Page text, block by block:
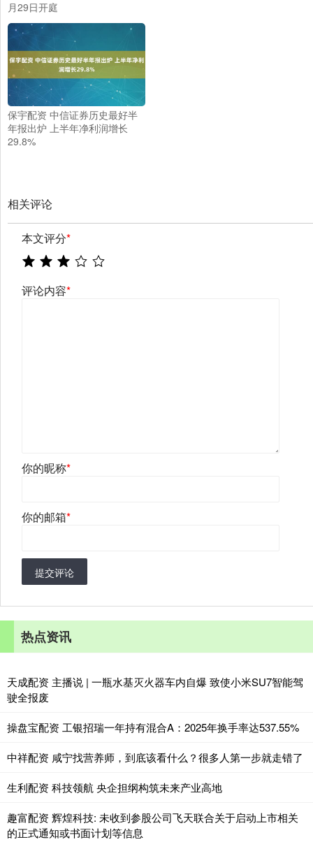
月29日开庭
保宇配资 中信证券历史最好半
年报出炉 上半年净利润增长
29.8%
相关评论
本文评分*
评论内容*
你的昵称*
你的邮箱*
提交评论
热点资讯
天成配资 主播说 | 一瓶水基灭火器车内自爆 致使小米SU7智能驾
驶全报废
操盘宝配资 工银招瑞一年持有混合A：2025年换手率达537.55%
中祥配资 咸宁找营养师，到底该看什么？很多人第一步就走错了
生利配资 科技领航 央企担纲构筑未来产业高地
趣富配资 辉煌科技: 未收到参股公司飞天联合关于启动上市相关
的正式通知或书面计划等信息